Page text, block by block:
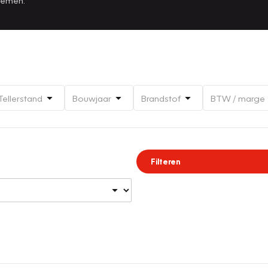
Bouwjaar Brandstof BTW / marge
Filteren